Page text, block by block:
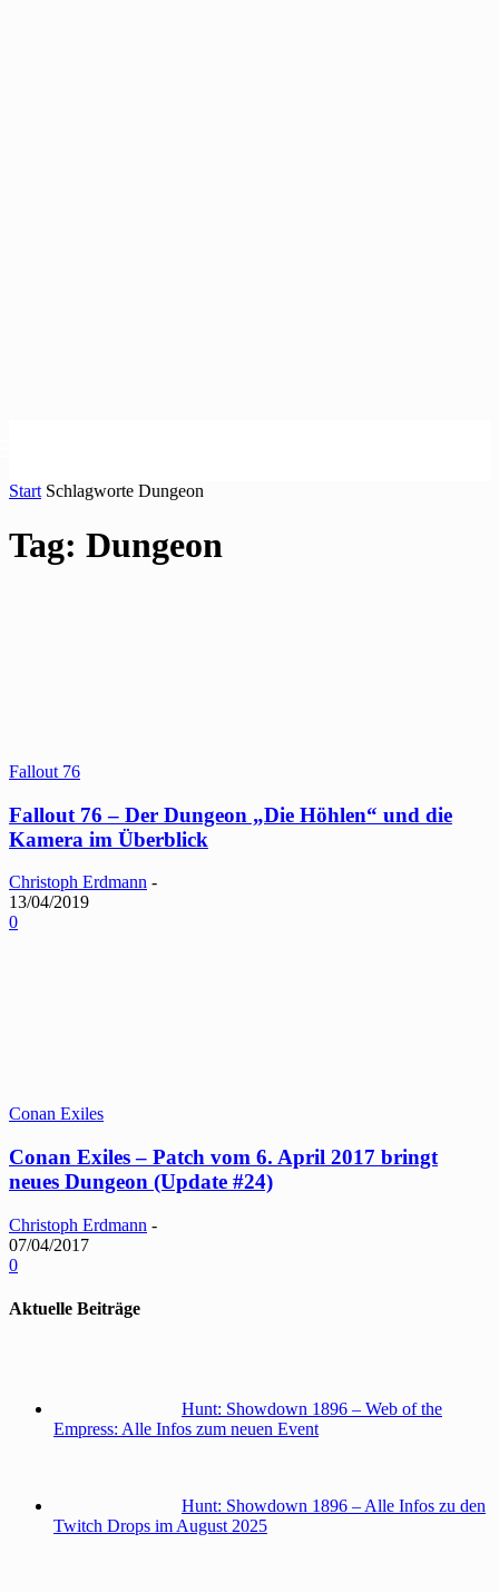
Start Schlagworte Dungeon
Tag: Dungeon
Fallout 76
Fallout 76 – Der Dungeon „Die Höhlen“ und die
Kamera im Überblick
Christoph Erdmann -
13/04/2019
0
Conan Exiles
Conan Exiles – Patch vom 6. April 2017 bringt
neues Dungeon (Update #24)
Christoph Erdmann -
07/04/2017
0
Aktuelle Beiträge
Hunt: Showdown 1896 – Web of the
Empress: Alle Infos zum neuen Event
Hunt: Showdown 1896 – Alle Infos zu den
Twitch Drops im August 2025